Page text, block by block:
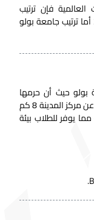
فإن ترتيب
جامعة بولو ابانت عزت بايسال عالميا هو 2131 أما ترتيب جامعة بولو
بولو حيث أن حرمها
الرئيسي يقع في منطقة غول كوي والتي تبعد عن مركز المدينة 8 كم
يوفر للطلاب بيئة